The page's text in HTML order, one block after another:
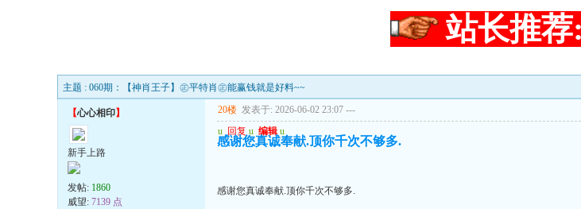
站长推
主题 : 060期：【神肖王子】㊣平特肖㊣能赢钱就是好料~~
【心心相印】
新手上路
发帖: 1860
威望: 7139 点
20楼 发表于: 2026-06-02 23:07 ---
u 回复 u 编辑 u
感谢您真诚奉献.顶你千次不够多.
感谢您真诚奉献.顶你千次不够多.